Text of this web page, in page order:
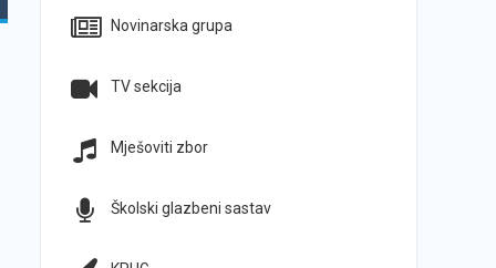
Novinarska grupa
TV sekcija
Mješoviti zbor
Školski glazbeni sastav